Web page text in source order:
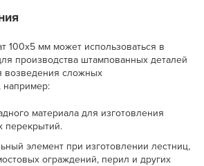
100x5 мм может использоваться в
производства штампованных деталей
возведения сложных
например:
материала для изготовления
перекрытий.
элемент при изготовлении лестниц,
ограждений, перил и других